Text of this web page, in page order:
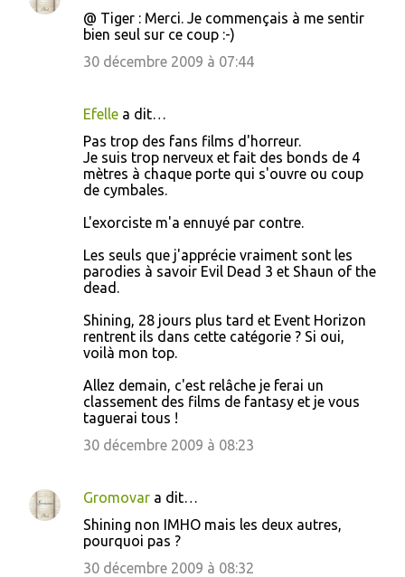
@ Tiger : Merci. Je commençais à me sentir
bien seul sur ce coup :-)
30 décembre 2009 à 07:44
Efelle a dit…
Pas trop des fans films d'horreur.
Je suis trop nerveux et fait des bonds de 4
mètres à chaque porte qui s'ouvre ou coup
de cymbales.
L'exorciste m'a ennuyé par contre.
Les seuls que j'apprécie vraiment sont les
parodies à savoir Evil Dead 3 et Shaun of the
dead.
Shining, 28 jours plus tard et Event Horizon
rentrent ils dans cette catégorie ? Si oui,
voilà mon top.
Allez demain, c'est relâche je ferai un
classement des films de fantasy et je vous
taguerai tous !
30 décembre 2009 à 08:23
Gromovar a dit…
Shining non IMHO mais les deux autres,
pourquoi pas ?
30 décembre 2009 à 08:32